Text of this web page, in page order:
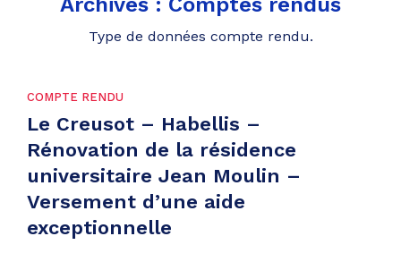
Type de données compte rendu.
COMPTE RENDU
Le Creusot – Habellis –
Rénovation de la résidence
universitaire Jean Moulin –
Versement d’une aide
exceptionnelle